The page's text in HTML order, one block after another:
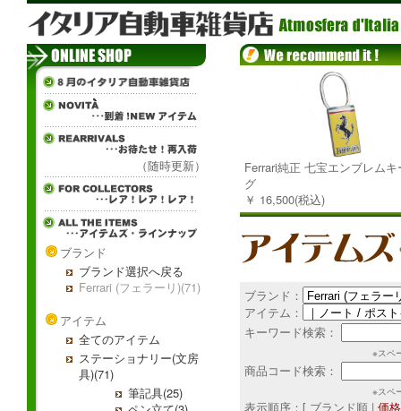
（随時更新）
ブランド
ブランド選択へ戻る
Ferrari (フェラーリ)(71)
アイテム
全てのアイテム
ステーショナリー(文房
具)(71)
筆記具(25)
Ferrari純正 七宝エンブレムキ
グ
￥ 16,500(税込)
ブランド：
アイテム：
キーワード検索：
※スペ
商品コード検索：
※スペ
表示順序：[ ブランド順 | 価